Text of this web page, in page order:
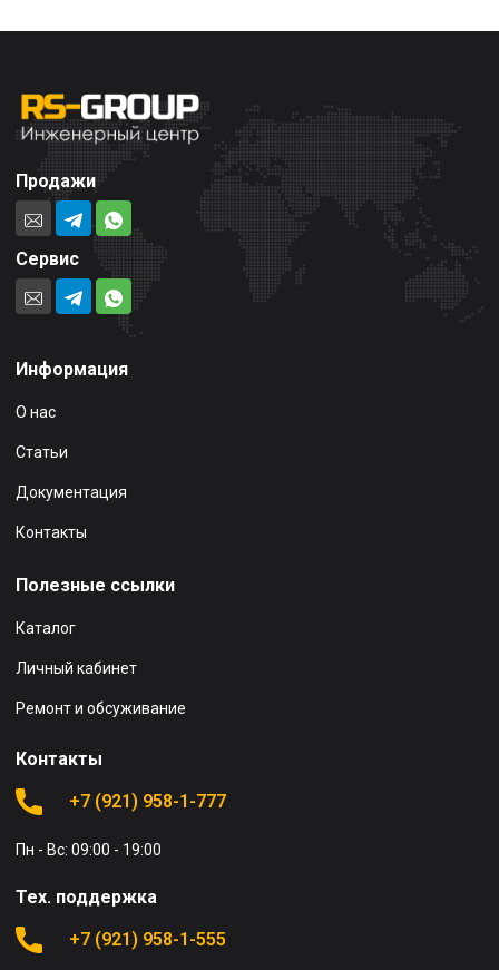
Продажи
Сервис
Информация
О нас
Статьи
Документация
Контакты
Полезные ссылки
Каталог
Личный кабинет
Ремонт и обсуживание
Контакты
+7 (921) 958-1-777
Пн - Вс: 09:00 - 19:00
Тех. поддержка
+7 (921) 958-1-555